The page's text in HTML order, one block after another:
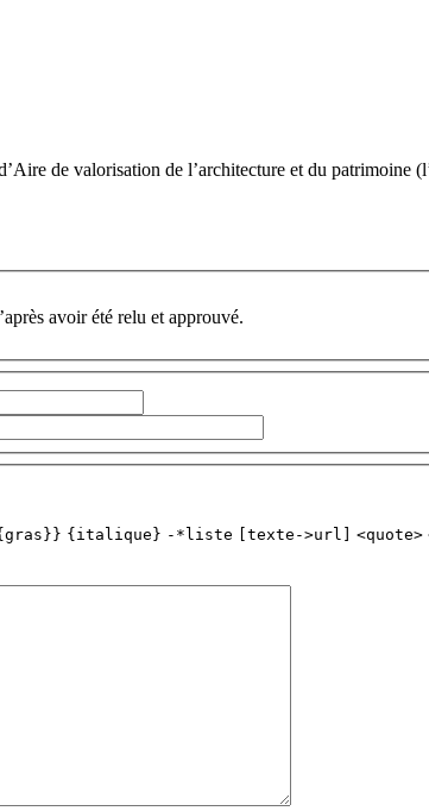
de valorisation de l’architecture et du patrimoine
avoir été relu et approuvé.
{italique} -*liste [texte->url] <quote>